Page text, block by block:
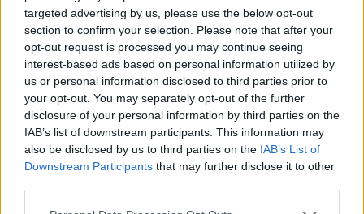
targeted advertising by us, please use the below opt-out
section to confirm your selection. Please note that after your
opt-out request is processed you may continue seeing
interest-based ads based on personal information utilized by
us or personal information disclosed to third parties prior to
your opt-out. You may separately opt-out of the further
disclosure of your personal information by third parties on the
IAB’s list of downstream participants. This information may
also be disclosed by us to third parties on the IAB’s List of
Downstream Participants that may further disclose it to other
Please note that this website/app uses one or more Google
Hozzászólások